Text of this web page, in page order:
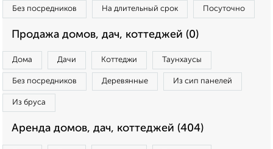
Без посредников На длительный срок Посуточно
Продажа домов, дач, коттеджей (0)
Дома Дачи Коттеджи Таунхаусы
Без посредников Деревянные Из сип панелей
Из бруса
Аренда домов, дач, коттеджей (404)